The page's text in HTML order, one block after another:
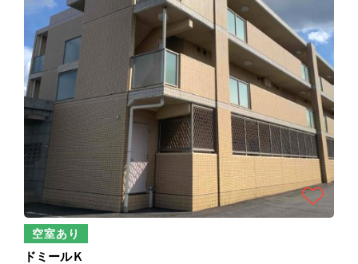
空室あり
ドミールＫ